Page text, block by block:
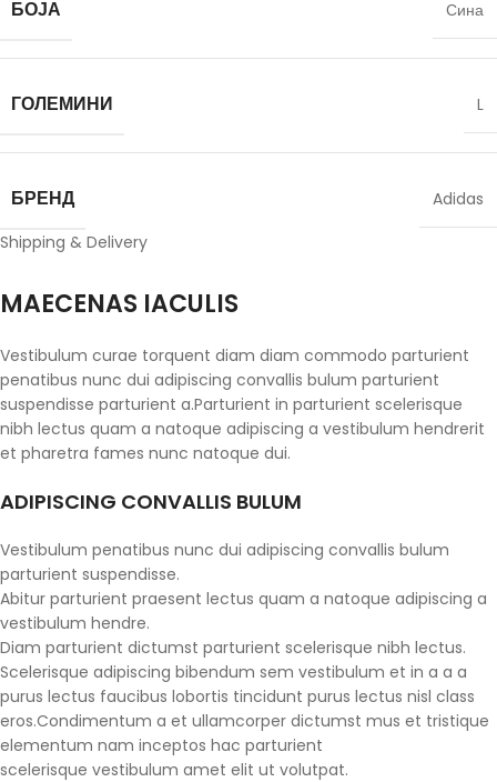
БОЈА Сина
ГОЛЕМИНИ L
БРЕНД
Adidas
Shipping & Delivery
MAECENAS IACULIS
Vestibulum curae torquent diam diam commodo parturient
penatibus nunc dui adipiscing convallis bulum parturient
suspendisse parturient a.Parturient in parturient scelerisque
nibh lectus quam a natoque adipiscing a vestibulum hendrerit
et pharetra fames nunc natoque dui.
ADIPISCING CONVALLIS BULUM
Vestibulum penatibus nunc dui adipiscing convallis bulum
parturient suspendisse.
Abitur parturient praesent lectus quam a natoque adipiscing a
vestibulum hendre.
Diam parturient dictumst parturient scelerisque nibh lectus.
Scelerisque adipiscing bibendum sem vestibulum et in a a a
purus lectus faucibus lobortis tincidunt purus lectus nisl class
eros.Condimentum a et ullamcorper dictumst mus et tristique
elementum nam inceptos hac parturient
scelerisque vestibulum amet elit ut volutpat.